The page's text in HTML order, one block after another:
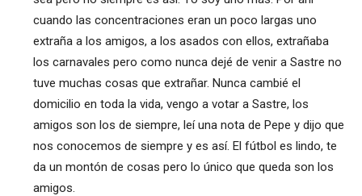
cuando las concentraciones eran un poco largas uno
extraña a los amigos, a los asados con ellos, extrañaba
los carnavales pero como nunca dejé de venir a Sastre no
tuve muchas cosas que extrañar. Nunca cambié el
domicilio en toda la vida, vengo a votar a Sastre, los
amigos son los de siempre, leí una nota de Pepe y dijo que
nos conocemos de siempre y es así. El fútbol es lindo, te
da un montón de cosas pero lo único que queda son los
amigos.